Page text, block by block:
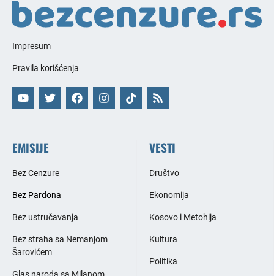
Impresum
Pravila korišćenja
EMISIJE
Bez Cenzure
Bez Pardona
Bez ustručavanja
Bez straha sa Nemanjom
Šarovićem
VESTI
Društvo
Ekonomija
Kosovo i Metohija
Kultura
Politika